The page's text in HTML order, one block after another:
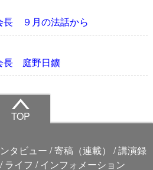
９月の法話から
長 庭野日鑛
TOP
タビュー 寄稿（連載）
講演録
ライフ インフォメーション